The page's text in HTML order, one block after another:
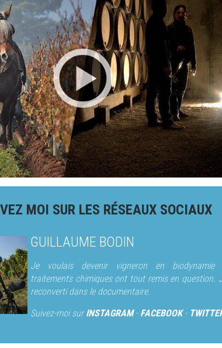
MOI SUR LES RÉSEAUX SOCIAUX
GUILLAUME BODIN
Je voulais devenir vigneron en biodynamie
traitements chimiques ont tout remis en question.
reconverti dans le documentaire.
Suivez-moi surINSTAGRAM- FACEBOOK-